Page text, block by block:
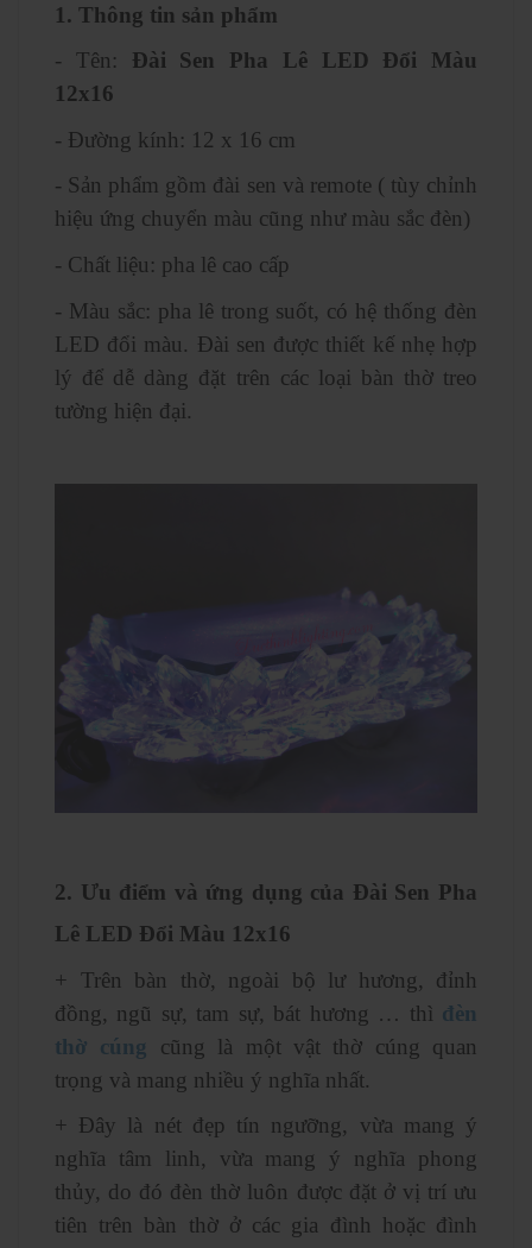
1. Thông tin sản phẩm
- Tên: Đài Sen Pha Lê LED Đổi Màu
12x16
- Đường kính: 12 x 16 cm
- Sản phẩm gồm đài sen và remote ( tùy chỉnh
hiệu ứng chuyển màu cũng như màu sắc đèn)
- Chất liệu: pha lê cao cấp
- Màu sắc: pha lê trong suốt, có hệ thống đèn
LED đổi màu. Đài sen được thiết kế nhẹ hợp
lý để dễ dàng đặt trên các loại bàn thờ treo
tường hiện đại.
2. Ưu điểm và ứng dụng của Đài Sen Pha
Lê LED Đổi Màu 12x16
+ Trên bàn thờ, ngoài bộ lư hương, đỉnh
đồng, ngũ sự, tam sự, bát hương … thì đèn
thờ cúng
cũng là một vật thờ cúng quan
trọng và mang nhiều ý nghĩa nhất.
+ Đây là nét đẹp tín ngưỡng, vừa mang ý
nghĩa tâm linh, vừa mang ý nghĩa phong
thủy, do đó đèn thờ luôn được đặt ở vị trí ưu
tiên trên bàn thờ ở các gia đình hoặc đình